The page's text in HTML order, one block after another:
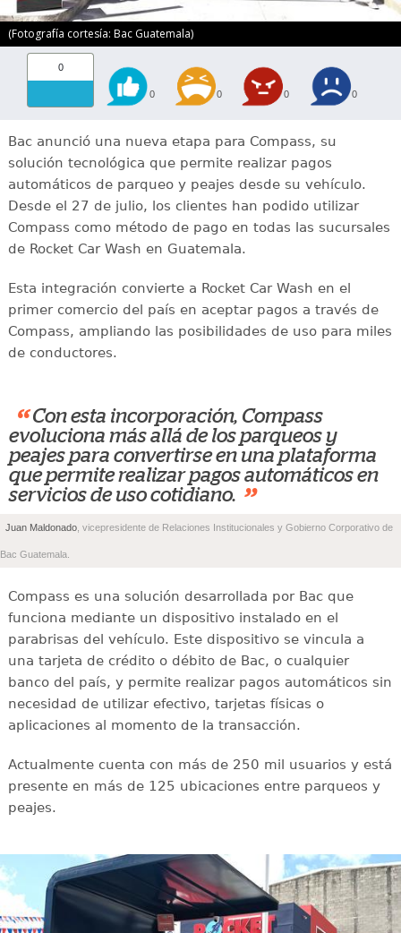
(Fotografía cortesía: Bac Guatemala)
0
0 0 0 0
Bac anunció una nueva etapa para Compass, su
solución tecnológica que permite realizar pagos
automáticos de parqueo y peajes desde su vehículo.
Desde el 27 de julio, los clientes han podido utilizar
Compass como método de pago en todas las sucursales
de Rocket Car Wash en Guatemala.
Esta integración convierte a Rocket Car Wash en el
primer comercio del país en aceptar pagos a través de
Compass, ampliando las posibilidades de uso para miles
de conductores.
“ Con esta incorporación, Compass
evoluciona más allá de los parqueos y
peajes para convertirse en una plataforma
que permite realizar pagos automáticos en
servicios de uso cotidiano. ”
Juan Maldonado , vicepresidente de Relaciones Institucionales y Gobierno Corporativo de
Bac Guatemala.
Compass es una solución desarrollada por Bac que
funciona mediante un dispositivo instalado en el
parabrisas del vehículo. Este dispositivo se vincula a
una tarjeta de crédito o débito de Bac, o cualquier
banco del país, y permite realizar pagos automáticos sin
necesidad de utilizar efectivo, tarjetas físicas o
aplicaciones al momento de la transacción.
Actualmente cuenta con más de 250 mil usuarios y está
presente en más de 125 ubicaciones entre parqueos y
peajes.